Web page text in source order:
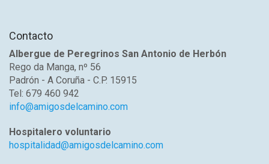
Contacto
Albergue de Peregrinos San Antonio de Herbón
Rego da Manga, nº 56
Padrón - A Coruña - C.P. 15915
Tel: 679 460 942
info@amigosdelcamino.com
Hospitalero voluntario
hospitalidad@amigosdelcamino.com